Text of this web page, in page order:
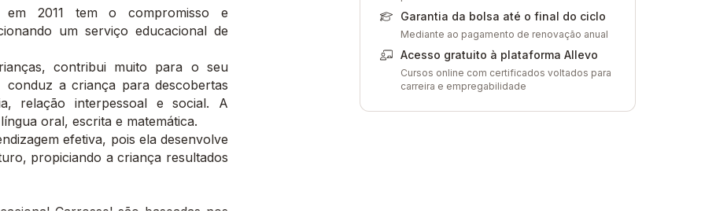
Garantia da bolsa até o final do ciclo
Mediante ao pagamento de renovação anual
Acesso gratuito à plataforma Allevo
Cursos online com certificados voltados para
carreira e empregabilidade
em 2011 tem o compromisso e
um serviço educacional de
contribui muito para o seu
a criança para descobertas
relação interpessoal e social. A
oral, escrita e matemática.
efetiva, pois ela desenvolve
propiciando a criança resultados
Carrossel são baseadas nos